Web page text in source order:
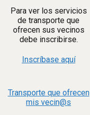
Para ver los servicios
de transporte que
ofrecen sus vecinos
debe inscribirse.
Inscríbase aquí
Transporte que ofrecen
mis vecin@s